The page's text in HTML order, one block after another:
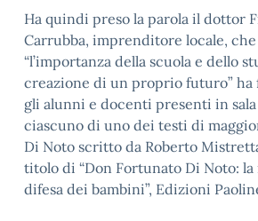
Ha quindi preso la parola il dottor
Carrubba, imprenditore locale,
“l’importanza della scuola e dello
creazione di un proprio futuro”
gli alunni e docenti presenti in
ciascuno di uno dei testi di
Di Noto scritto da Roberto
titolo di “Don Fortunato Di Noto:
difesa dei bambini”, Edizioni